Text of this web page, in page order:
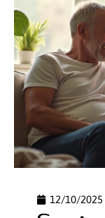
12/10/2025